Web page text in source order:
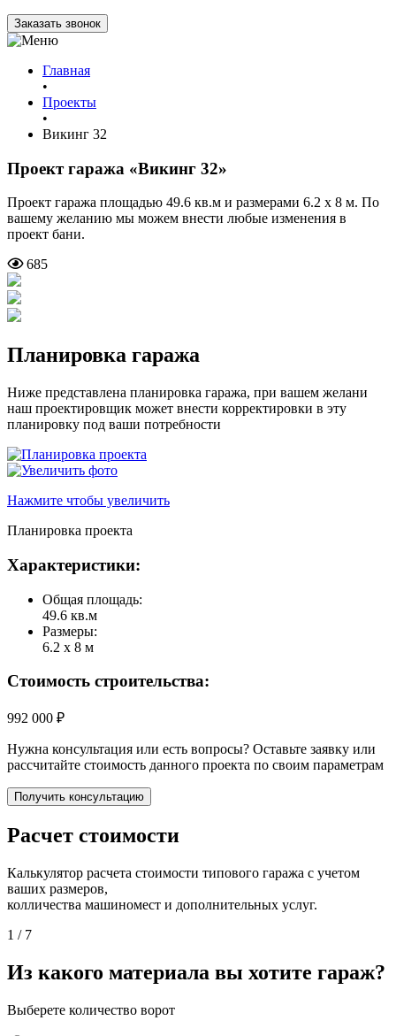
Заказать звонок
Главная
•
Проекты
•
Викинг 32
Проект гаража «Викинг 32»
Проект гаража площадью 49.6 кв.м и размерами 6.2 х 8 м. По
вашему желанию мы можем внести любые изменения в
проект бани.
685
Планировка гаража
Ниже представлена планировка гаража, при вашем желани
наш проектировщик может внести корректировки в эту
планировку под ваши потребности
Нажмите чтобы увеличить
Планировка проекта
Характеристики:
Общая площадь:
49.6 кв.м
Размеры:
6.2 х 8 м
Стоимость строительства:
992 000 ₽
Нужна консультация или есть вопросы? Оставьте заявку или
рассчитайте стоимость данного проекта по своим параметрам
Получить консультацию
Расчет стоимости
Калькулятор расчета стоимости типового гаража с учетом
ваших размеров,
колличества машиномест и дополнительных услуг.
1 / 7
Из какого материала вы хотите гараж?
Выберете количество ворот